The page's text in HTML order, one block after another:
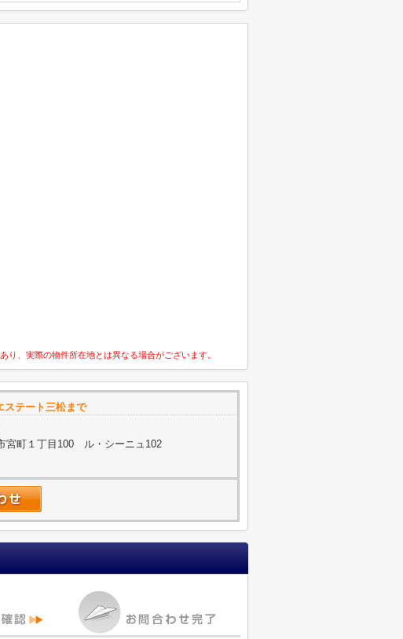
、実際の物件所在地とは異なる場合がございます。
ステート三松まで
宮町１丁目100 ル・シーニュ102